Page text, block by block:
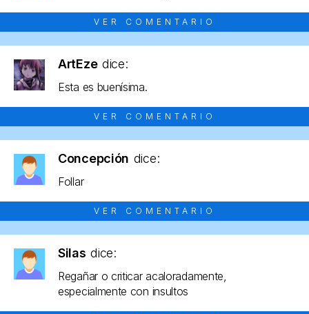
VER COMENTARIO
ArtEze dice:
Esta es buenísima.
VER COMENTARIO
Concepción dice:
Follar
VER COMENTARIO
Silas dice:
Regañar o criticar acaloradamente,
especialmente con insultos